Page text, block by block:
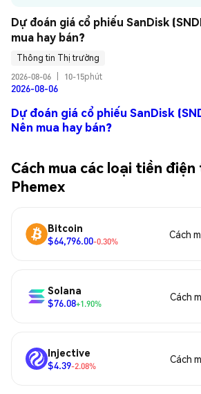
Dự đoán giá cổ phiếu SanDisk
mua hay bán?
Thông tin Thị trường
2026-08-06
10-15phút
2026-08-06
Dự đoán giá cổ phiếu SanDisk
Nên mua hay bán?
Cách mua các loại tiền
Phemex
Bitcoin
$64,796.00-0.30%
Cách
Solana
$76.08+1.90%
Cách
Injective
$4.39-2.08%
Cách